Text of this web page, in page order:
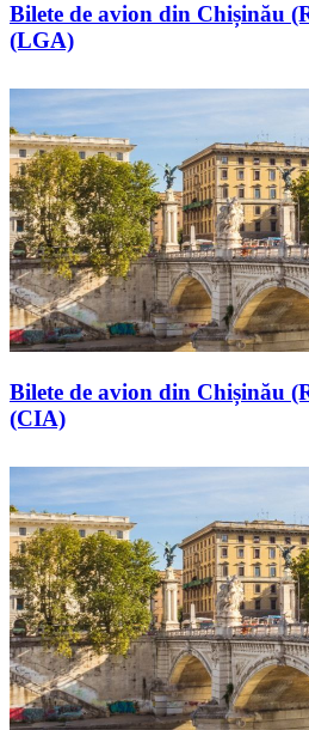
Bilete de avion din Chișinău
(LGA)
Bilete de avion din Chișinău
(CIA)